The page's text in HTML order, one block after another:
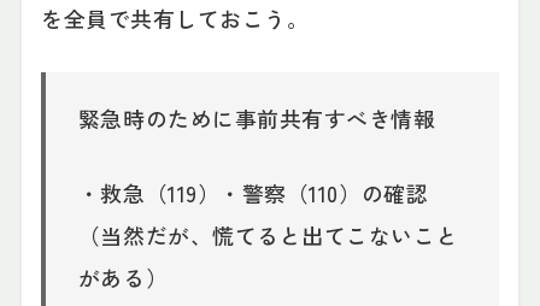
を全員で共有しておこう。
緊急時のために事前共有すべき情報
・救急（119）・警察（110）の確認
（当然だが、慌てると出てこないこと
がある）